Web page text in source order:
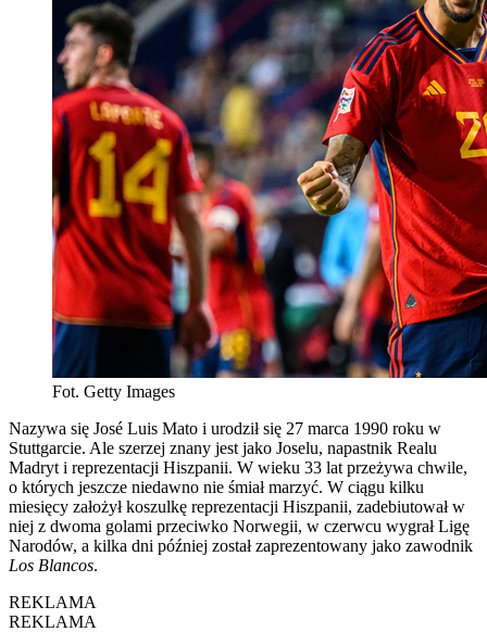
Fot. Getty Images
Nazywa się José Luis Mato i urodził się 27 marca 1990 roku w
Stuttgarcie. Ale szerzej znany jest jako Joselu, napastnik Realu
Madryt i reprezentacji Hiszpanii. W wieku 33 lat przeżywa chwile,
o których jeszcze niedawno nie śmiał marzyć. W ciągu kilku
miesięcy założył koszulkę reprezentacji Hiszpanii, zadebiutował w
niej z dwoma golami przeciwko Norwegii, w czerwcu wygrał Ligę
Narodów, a kilka dni później został zaprezentowany jako zawodnik
Los Blancos.
REKLAMA
REKLAMA